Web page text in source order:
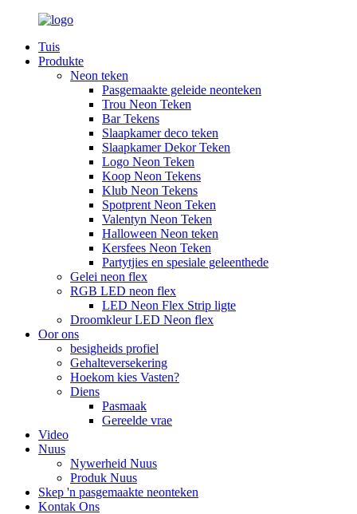
Tuis
Produkte
Neon teken
Pasgemaakte geleide neonteken
Trou Neon Teken
Bar Tekens
Slaapkamer deco teken
Slaapkamer Dekor Teken
Logo Neon Teken
Koop Neon Tekens
Klub Neon Tekens
Spotprent Neon Teken
Valentyn Neon Teken
Halloween Neon teken
Kersfees Neon Teken
Partytjies en spesiale geleenthede
Gelei neon flex
RGB LED neon flex
LED Neon Flex Strip ligte
Droomkleur LED Neon flex
Oor ons
besigheids profiel
Gehalteversekering
Hoekom kies Vasten?
Diens
Pasmaak
Gereelde vrae
Video
Nuus
Nywerheid Nuus
Produk Nuus
Skep 'n pasgemaakte neonteken
Kontak Ons